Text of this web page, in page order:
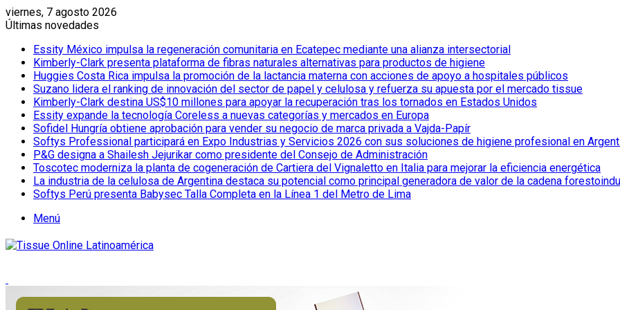
viernes, 7 agosto 2026
Últimas novedades
Essity México impulsa la regeneración comunitaria en Ecatepec mediante una alianza intersectorial
Kimberly-Clark presenta plataforma de fibras naturales alternativas para productos de higiene
Huggies Costa Rica impulsa la promoción de la lactancia materna con acciones de apoyo a hospitales públicos
Suzano lidera el ranking de innovación del sector de papel y celulosa y refuerza su apuesta por el mercado tissue
Kimberly-Clark destina US$10 millones para apoyar la recuperación tras los tornados en Estados Unidos
Essity expande la tecnología Coreless a nuevas categorías y mercados en Europa
Sofidel Hungría obtiene aprobación para vender su negocio de marca privada a Vajda-Papír
Softys Professional participará en Expo Industrias y Servicios 2026 con sus soluciones de higiene profesional en
P&G designa a Shailesh Jejurikar como presidente del Consejo de Administración
Toscotec moderniza la planta de cogeneración de Cartiera del Vignaletto en Italia para mejorar la eficiencia energética
La industria de la celulosa de Argentina destaca su potencial como principal generadora de valor de la cadena
Softys Perú presenta Babysec Talla Completa en la Línea 1 del Metro de Lima
Menú